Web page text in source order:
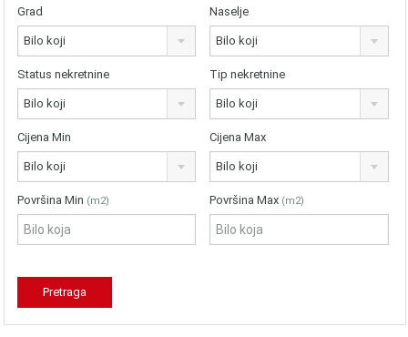
Grad
Bilo koji
Naselje
Bilo koji
Status nekretnine
Bilo koji
Tip nekretnine
Bilo koji
Cijena Min
Bilo koji
Cijena Max
Bilo koji
Površina Min (m2) Površina Max (m2)